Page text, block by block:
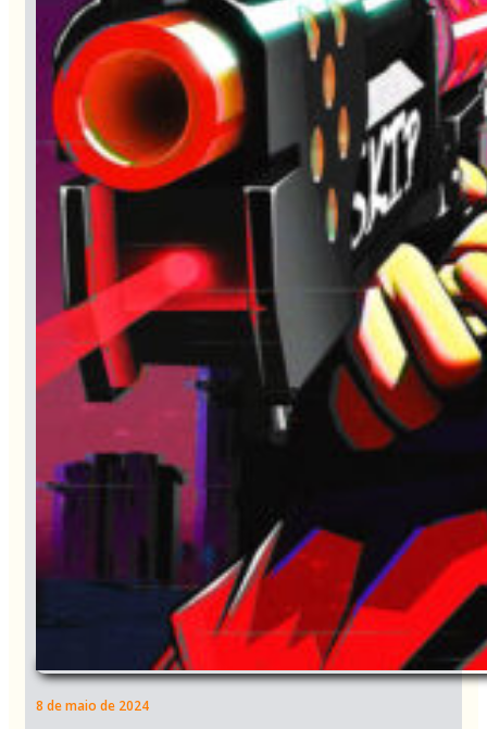
8 de maio de 2024